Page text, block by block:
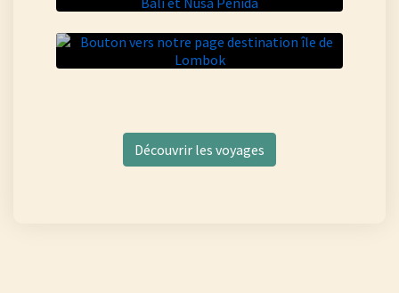
L’île aux deux visages
Découvrir les voyages